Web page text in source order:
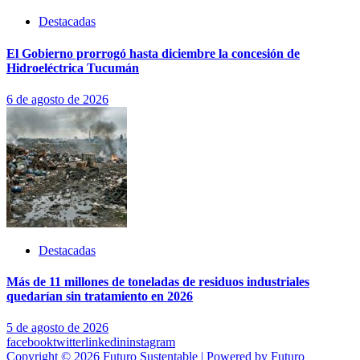
Destacadas
El Gobierno prorrogó hasta diciembre la concesión de
Hidroeléctrica Tucumán
6 de agosto de 2026
Destacadas
Más de 11 millones de toneladas de residuos industriales
quedarían sin tratamiento en 2026
5 de agosto de 2026
facebooktwitterlinkedininstagram
Copyright © 2026 Futuro Sustentable | Powered by Futuro